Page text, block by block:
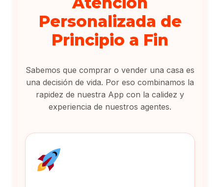
Personalizada de
Principio a Fin
Sabemos que comprar o vender una casa es
una decisión de vida. Por eso combinamos la
rapidez de nuestra App con la calidez y
experiencia de nuestros agentes.